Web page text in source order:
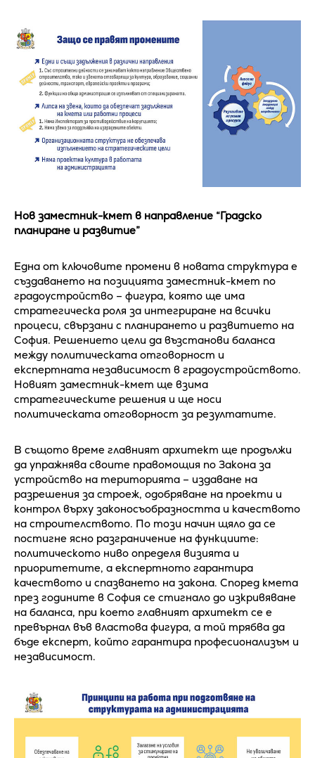
Нов заместник-кмет в направление “Градско
планиране и развитие”
Една от ключовите промени в новата структура е
създаването на позицията заместник-кмет по
градоустройство – фигура, която ще има
стратегическа роля за интегриране на всички
процеси, свързани с планирането и развитието на
София. Решението цели да възстанови баланса
между политическата отговорност и
експертната независимост в градоустройството.
Новият заместник-кмет ще взима
стратегическите решения и ще носи
политическата отговорност за резултатите.
В същото време главният архитект ще продължи
да упражнява своите правомощия по Закона за
устройство на територията – издаване на
разрешения за строеж, одобряване на проекти и
контрол върху законосъобразността и качеството
на строителството. По този начин щяло да се
постигне ясно разграничение на функциите:
политическото ниво определя визията и
приоритетите, а експертното гарантира
качеството и спазването на закона. Според кмета
през годините в София се стигнало до изкривяване
на баланса, при което главният архитект се е
превърнал във властова фигура, а той трябва да
бъде експерт, който гарантира професионализъм и
независимост.